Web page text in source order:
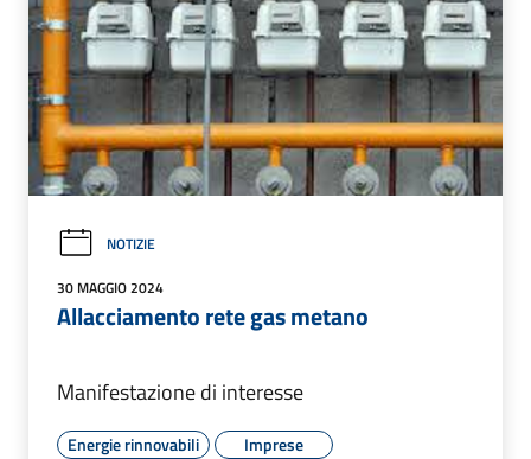
NOTIZIE
30 MAGGIO 2024
Allacciamento rete gas metano
Manifestazione di interesse
Energie rinnovabili
Imprese